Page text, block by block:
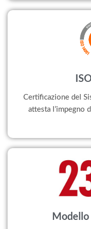
Certificazione del
attesta l’impegno